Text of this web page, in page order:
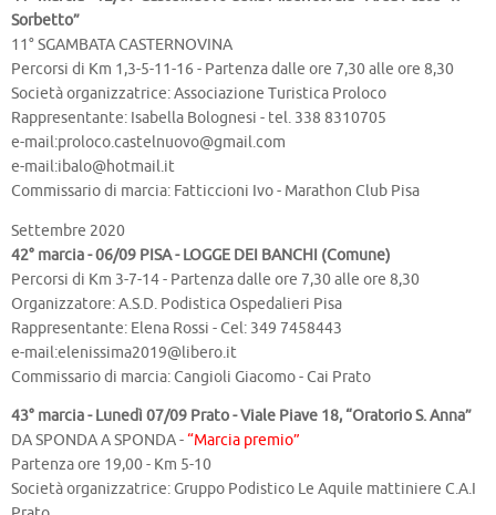
Sorbetto”
11° SGAMBATA CASTERNOVINA
Percorsi di Km 1,3-5-11-16 - Partenza dalle ore 7,30 alle ore 8,30
Società organizzatrice: Associazione Turistica Proloco
Rappresentante: Isabella Bolognesi - tel. 338 8310705
e-mail:proloco.castelnuovo@gmail.com
e-mail:ibalo@hotmail.it
Commissario di marcia: Fatticcioni Ivo - Marathon Club Pisa
Settembre 2020
42° marcia - 06/09 PISA - LOGGE DEI BANCHI (Comune)
Percorsi di Km 3-7-14 - Partenza dalle ore 7,30 alle ore 8,30
Organizzatore: A.S.D. Podistica Ospedalieri Pisa
Rappresentante: Elena Rossi - Cel: 349 7458443
e-mail:elenissima2019@libero.it
Commissario di marcia: Cangioli Giacomo - Cai Prato
43° marcia - Lunedì 07/09 Prato - Viale Piave 18, “Oratorio S. Anna”
DA SPONDA A SPONDA -“Marcia premio”
Partenza ore 19,00 - Km 5-10
Società organizzatrice: Gruppo Podistico Le Aquile mattiniere C.A.I